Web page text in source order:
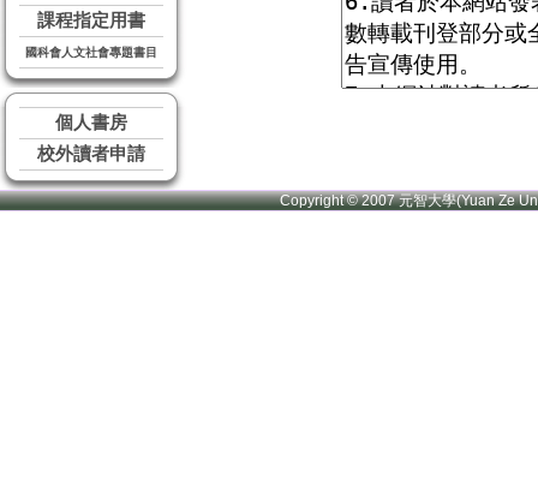
課程指定用書
國科會人文社會專題書目
個人書房
校外讀者申請
Copyright © 2007 元智大學(Yuan Ze